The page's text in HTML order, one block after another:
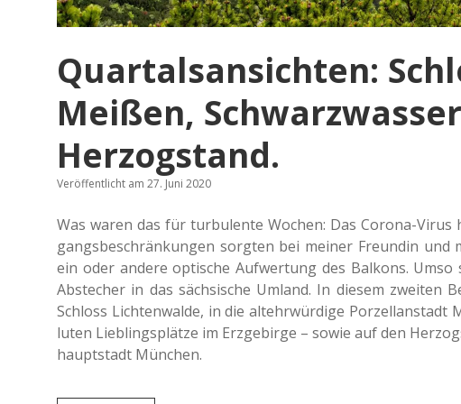
Quartalsansichten:
Meißen,
Herzogstand.
Veröffentlicht am 27. Juni 2020
Was waren das für tur­bu­len­te Wochen: Das Corona-
gangs­be­schrän­kun­gen sorg­ten bei meiner Freun­din
ein oder andere opti­sche Auf­wer­tung des Bal­kons.
Abste­cher in das säch­si­sche Umland. In diesem zwei­ten
Schloss Lich­ten­wal­de, in die alt­ehr­wür­di­ge
lu­ten Lieb­lings­plät­ze im Erz­ge­bir­ge – sowie auf den
haupt­stadt München.